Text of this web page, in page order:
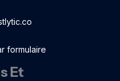
formulaire
Et